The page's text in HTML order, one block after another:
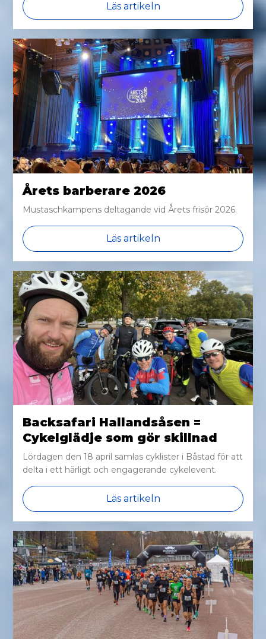
Läs artikeln
Årets barberare 2026
Mustaschkampens deltagande vid Årets frisör 2026.
Läs artikeln
Backsafari Hallandsåsen =
Cykelglädje som gör skillnad
Lördagen den 18 april samlas cyklister i Båstad för att
delta i ett härligt och engagerande cykelevent.
Läs artikeln